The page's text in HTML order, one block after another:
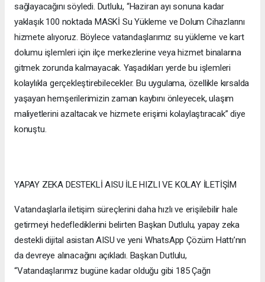
sağlayacağını söyledi. Dutlulu, “Haziran ayı sonuna kadar
yaklaşık 100 noktada MASKİ Su Yükleme ve Dolum Cihazlarını
hizmete alıyoruz. Böylece vatandaşlarımız su yükleme ve kart
dolumu işlemleri için ilçe merkezlerine veya hizmet binalarına
gitmek zorunda kalmayacak. Yaşadıkları yerde bu işlemleri
kolaylıkla gerçekleştirebilecekler. Bu uygulama, özellikle kırsalda
yaşayan hemşerilerimizin zaman kaybını önleyecek, ulaşım
maliyetlerini azaltacak ve hizmete erişimi kolaylaştıracak” diye
konuştu.
YAPAY ZEKA DESTEKLİ AISU İLE HIZLI VE KOLAY İLETİŞİM
Vatandaşlarla iletişim süreçlerini daha hızlı ve erişilebilir hale
getirmeyi hedeflediklerini belirten Başkan Dutlulu, yapay zeka
destekli dijital asistan AISU ve yeni WhatsApp Çözüm Hattı’nın
da devreye alınacağını açıkladı. Başkan Dutlulu,
“Vatandaşlarımız bugüne kadar olduğu gibi 185 Çağrı